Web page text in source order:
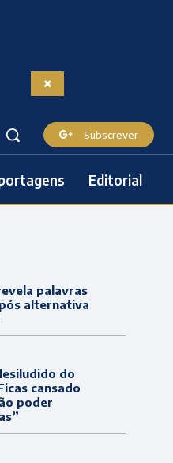
Subscrever
Editorial
palavras
alternativa
do
cansado
poder